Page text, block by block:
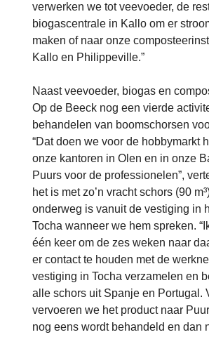
verwerken we tot veevoeder, de
biogascentrale in Kallo om er
maken of naar onze
Kallo en Philippeville.”
Naast veevoeder, biogas en
Op de Beeck nog een vierde
behandelen van boomschorsen
“Dat doen we voor de hobbymarkt
onze kantoren in Olen en in onze
Puurs voor de professionelen”,
het is met zo’n vracht schors (90
onderweg is vanuit de vestiging in
Tocha wanneer we hem spreken.
één keer om de zes weken naar
er contact te houden met de
vestiging in Tocha verzamelen en
alle schors uit Spanje en Portugal.
vervoeren we het product naar
nog eens wordt behandeld en dan